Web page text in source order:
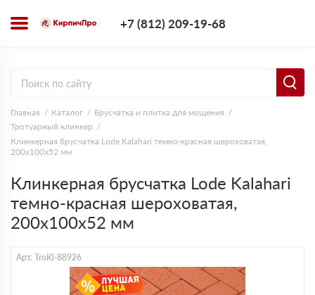
+7 (812) 209-19-68
Главная Каталог
Брусчатка и плитка для мощения
Тротуарный клинкер
Клинкерная брусчатка Lode Kalahari темно-красная шероxоватая,
200x100x52 мм
Клинкерная брусчатка Lode Kalahari
темно-красная шероxоватая,
200x100x52 мм
Арт. TroKl-88926